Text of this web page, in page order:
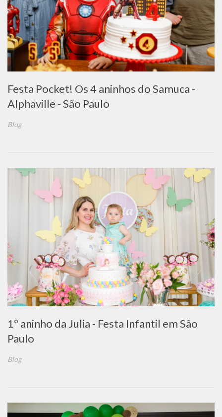
Festa Pocket! Os 4 aninhos do Samuca -
Alphaville - São Paulo
Blog
1º aninho da Julia - Festa Infantil em São
Paulo
Blog